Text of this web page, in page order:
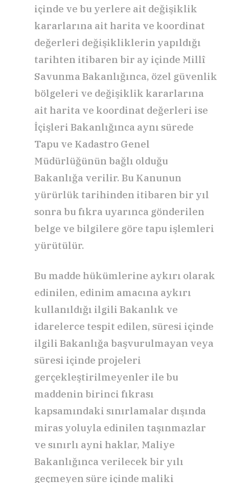
içinde ve bu yerlere ait değişiklik
kararlarına ait harita ve koordinat
değerleri değişikliklerin yapıldığı
tarihten itibaren bir ay içinde Millî
Savunma Bakanlığınca, özel güvenlik
bölgeleri ve değişiklik kararlarına
ait harita ve koordinat değerleri ise
İçişleri Bakanlığınca aynı sürede
Tapu ve Kadastro Genel
Müdürlüğünün bağlı olduğu
Bakanlığa verilir. Bu Kanunun
yürürlük tarihinden itibaren bir yıl
sonra bu fıkra uyarınca gönderilen
belge ve bilgilere göre tapu işlemleri
yürütülür.
Bu madde hükümlerine aykırı olarak
edinilen, edinim amacına aykırı
kullanıldığı ilgili Bakanlık ve
idarelerce tespit edilen, süresi içinde
ilgili Bakanlığa başvurulmayan veya
süresi içinde projeleri
gerçekleştirilmeyenler ile bu
maddenin birinci fıkrası
kapsamındaki sınırlamalar dışında
miras yoluyla edinilen taşınmazlar
ve sınırlı ayni haklar, Maliye
Bakanlığınca verilecek bir yılı
geçmeyen süre içinde maliki